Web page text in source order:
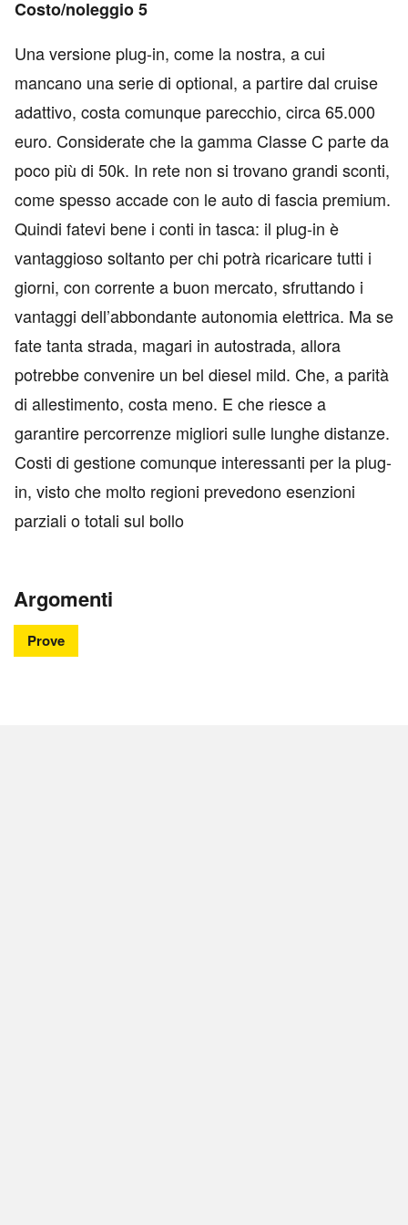
Costo/noleggio 5
Una versione plug-in, come la nostra, a cui
mancano una serie di optional, a partire dal cruise
adattivo, costa comunque parecchio, circa 65.000
euro. Considerate che la gamma Classe C parte da
poco più di 50k. In rete non si trovano grandi sconti,
come spesso accade con le auto di fascia premium.
Quindi fatevi bene i conti in tasca: il plug-in è
vantaggioso soltanto per chi potrà ricaricare tutti i
giorni, con corrente a buon mercato, sfruttando i
vantaggi dell’abbondante autonomia elettrica. Ma se
fate tanta strada, magari in autostrada, allora
potrebbe convenire un bel diesel mild. Che, a parità
di allestimento, costa meno. E che riesce a
garantire percorrenze migliori sulle lunghe distanze.
Costi di gestione comunque interessanti per la plug-
in, visto che molto regioni prevedono esenzioni
parziali o totali sul bollo
Argomenti
Prove